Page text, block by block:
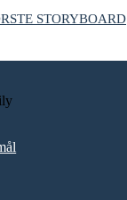
STORYBOARD